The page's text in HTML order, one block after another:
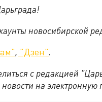
новосибирской
, "Дзен".
с редакцией
на электронную